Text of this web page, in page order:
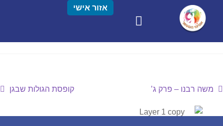
אזור אישי
משה רבנו – פרק ג’ קופסת הגולות שבגן